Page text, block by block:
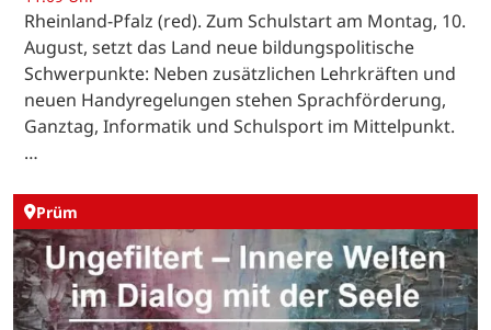
Rheinland-Pfalz (red). Zum Schulstart am Montag, 10.
August, setzt das Land neue bildungspolitische
Schwerpunkte: Neben zusätzlichen Lehrkräften und
neuen Handyregelungen stehen Sprachförderung,
Ganztag, Informatik und Schulsport im Mittelpunkt.
…
Prüm